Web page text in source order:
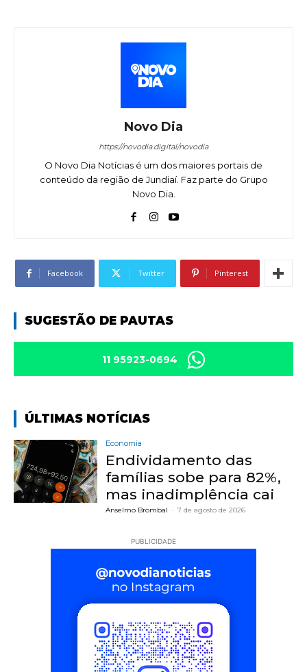
Novo Dia
https://novodia.digital/novodia
O Novo Dia Notícias é um dos maiores portais de
conteúdo da região de Jundiaí. Faz parte do Grupo
Novo Dia.
Facebook Twitter Pinterest
SUGESTÃO DE PAUTAS
11 95923-0694
ÚLTIMAS NOTÍCIAS
Economia
Endividamento das
famílias sobe para 82%,
mas inadimplência cai
Anselmo Brombal - 7 de agosto de 2026
PUBLICIDADE